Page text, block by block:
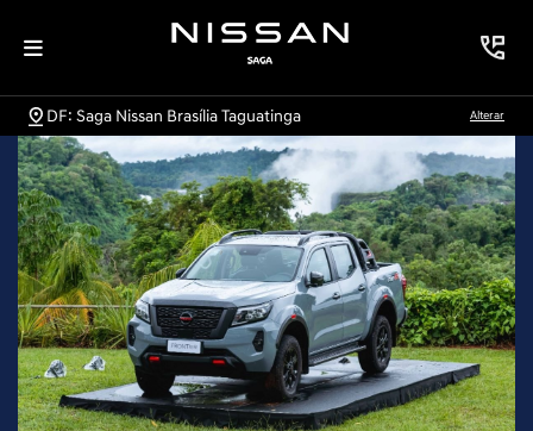
DF: Saga Nissan Brasília Taguatinga Alterar